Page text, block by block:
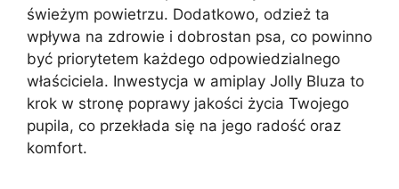
świeżym powietrzu. Dodatkowo, odzież ta
wpływa na zdrowie i dobrostan psa, co powinno
być priorytetem każdego odpowiedzialnego
właściciela. Inwestycja w amiplay Jolly Bluza to
krok w stronę poprawy jakości życia Twojego
pupila, co przekłada się na jego radość oraz
komfort.